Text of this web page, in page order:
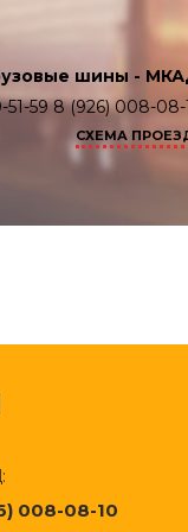
шины -
51-59 8 (926) 008-
СХЕМА
008-08-10